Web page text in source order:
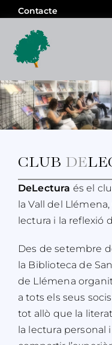
Skip
content
Contacte
CLUB DE
DeLectura és el
la Vall del
lectura i la reflexió
Des de setembre
la Biblioteca de
de Llémena
a tots els seus
tot allò que la
la lectura personal